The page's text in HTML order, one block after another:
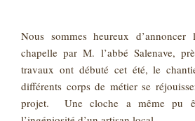
Nous sommes heureux d’annoncer
chapelle par M. l’abbé Salenave,
travaux ont débuté cet été, le
différents corps de métier se
projet. Une cloche a même pu